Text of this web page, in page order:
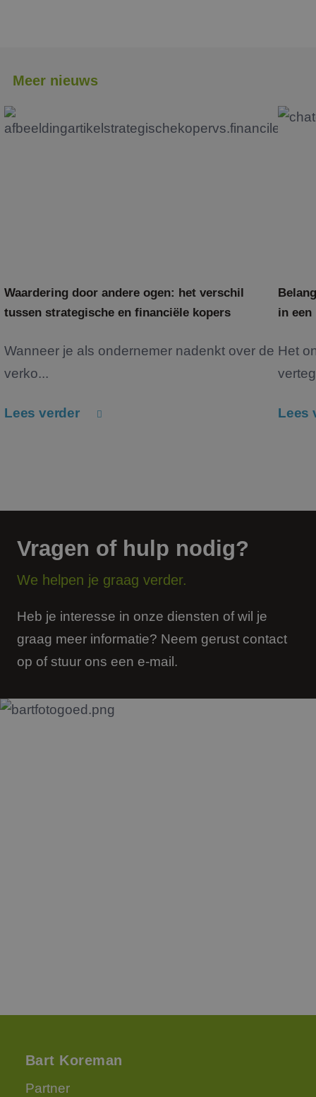
Meer nieuws
Waardering door andere ogen: het verschil
tussen strategische en financiële kopers
Wanneer je als ondernemer nadenkt over de
verko...
Lees verder
in een
Het
Lees
Vragen of hulp nodig?
We helpen je graag verder.
Heb je interesse in onze diensten of wil je
graag meer informatie? Neem gerust contact
op of stuur ons een e-mail.
Bart Koreman
Partner